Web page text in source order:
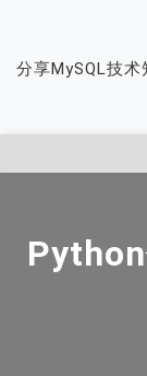
content
分享MySQL技